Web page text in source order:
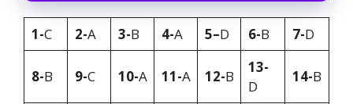
1-C 2-A 3-B 4-A 5–D 6-B 7-D
8-B 9-C 10-A 11-A 12-B
13-
D
14-B